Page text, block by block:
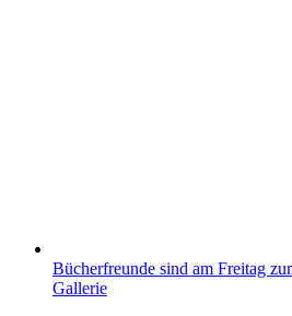
Bücherfreunde sind am Freitag
Gallerie